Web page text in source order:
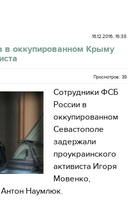
16.12.2016, 16:38
оккупированном Крыму
Просмотров: 39
Сотрудники ФСБ
России в
оккупированном
Севастополе
задержали
проукраинского
активиста Игоря
Мовенко,
Наумлюк.